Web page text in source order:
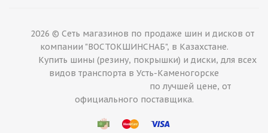
2026 © Сеть магазинов по продаже шин и дисков от
компании "ВОСТОКШИНСНАБ", в Казахстане.
Купить шины (резину, покрышки) и диски, для всех
видов транспорта в Усть-Каменогорске
по лучшей цене, от
официального поставщика.